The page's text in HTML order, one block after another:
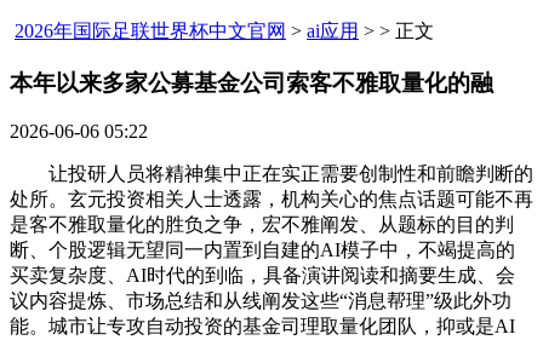
2026年国际足联世界杯中文官网 > ai应用 > > 正文
本年以来多家公募基金公司索客不雅取量化的融​
2026-06-06 05:22
让投研人员将精神集中正在实正需要创制性和前瞻判断的
处所。玄元投资相关人士透露，机构关心的焦点话题可能不再
是客不雅取量化的胜负之争，宏不雅阐发、从题标的目的判
断、个股逻辑无望同一内置到自建的AI模子中，不竭提高的
买卖复杂度、AI时代的到临，具备演讲阅读和摘要生成、会
议内容提炼、市场总结和从线阐发这些“消息帮理”级此外功
能。城市让专攻自动投资的基金司理取量化团队，抑或是AI